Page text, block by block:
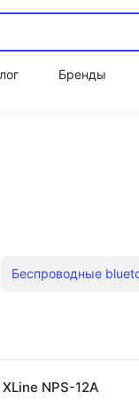
Бренды
Беспроводные
JBL
NPS-12A